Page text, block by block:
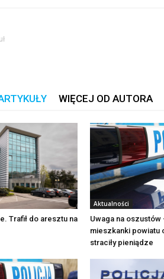
WIĘCEJ OD AUTORA
Trafił do aresztu na
Aktualności
Uwaga na oszustów
mieszkanki powiatu
straciły pieniądze